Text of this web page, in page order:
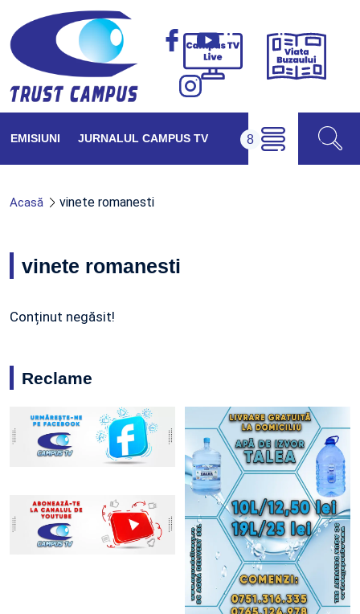
Campus
Viața
EMISIUNI JURNALUL CAMPUS TV
Acasă vinete romanesti
vinete romanesti
Conținut negăsit!
Reclame